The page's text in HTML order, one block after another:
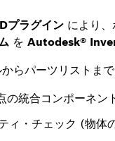
プラグインにより、
を Autodesk®
らパーツリストま
統合コンポーネン
ィ・チェック (物体